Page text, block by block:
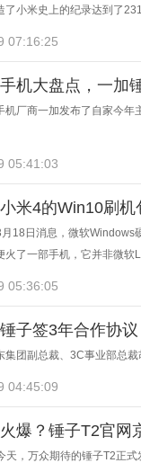
了小米史上的纪录达到了
07:16:25
机大盘点，一加
机厂商一加发布了自家今年
05:41:03
米4的Win10刷机
月18日消息，微软
火了一部手机，它并非微软
05:36:05
子签3年合作协
集团副总裁、3C事业部总
04:45:09
爆？锤子T2官网
天，万众期待的锤子T2正